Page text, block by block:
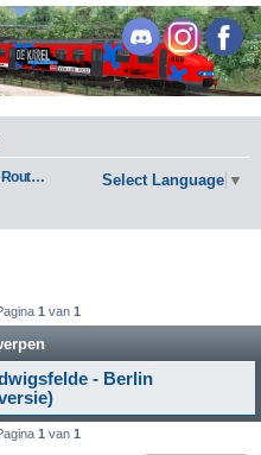
Routes en Scenarios
Select Language ▼
1 van 1
- Berlin
1 van 1